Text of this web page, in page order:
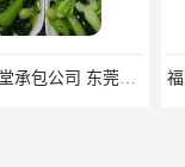
厚街宝屯工厂食堂承包公司 东莞市食安膳食管理服务有限公司